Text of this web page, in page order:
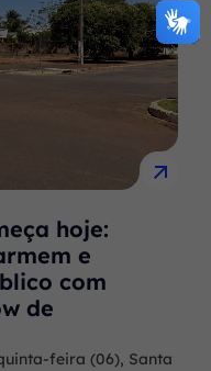
hoje:
e
com
de
feira (06), Santa